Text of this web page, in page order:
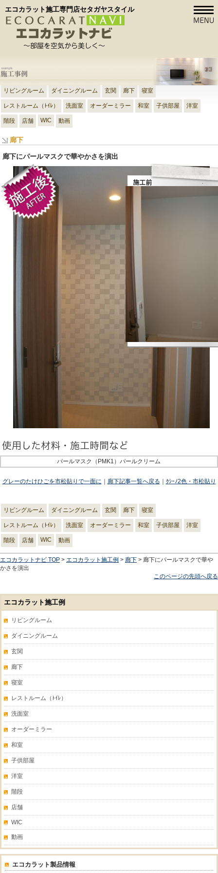
エコカラット施工専門店セタガヤスタイル
リビングルーム ダイニングルーム 玄関 廊下 寝室
レストルーム（ﾄｲﾚ） 洗面室 オーダーミラー 和室 子供部屋 洋室
階段 店舗 WIC 動画
廊下
廊下にパールマスクで華やかさを演出
パールマスク（PMK1）パールクリーム
グレーのたけひごを市松貼りで一面に ｜ 廊下記事一覧へ戻る ｜ ｸｼｰﾉ2色・市松貼り
リビングルーム ダイニングルーム 玄関 廊下 寝室
レストルーム（ﾄｲﾚ） 洗面室 オーダーミラー 和室 子供部屋 洋室
階段 店舗 WIC 動画
エコカラットナビ TOP > エコカラット施工例 > 廊下 > 廊下にパールマスクで華や
かさを演出
このページの先頭へ戻る
エコカラット施工例
リビングルーム
ダイニングルーム
玄関
廊下
寝室
レストルーム（ﾄｲﾚ）
洗面室
オーダーミラー
和室
子供部屋
洋室
階段
店舗
WIC
動画
エコカラット製品情報